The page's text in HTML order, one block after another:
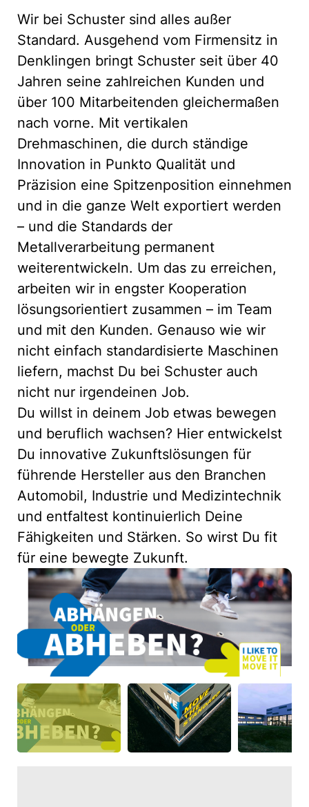
Wir bei Schuster sind alles außer
Standard. Ausgehend vom Firmensitz in
Denklingen bringt Schuster seit über 40
Jahren seine zahlreichen Kunden und
über 100 Mitarbeitenden gleichermaßen
nach vorne. Mit vertikalen
Drehmaschinen, die durch ständige
Innovation in Punkto Qualität und
Präzision eine Spitzenposition einnehmen
und in die ganze Welt exportiert werden
– und die Standards der
Metallverarbeitung permanent
weiterentwickeln. Um das zu erreichen,
arbeiten wir in engster Kooperation
lösungsorientiert zusammen – im Team
und mit den Kunden. Genauso wie wir
nicht einfach standardisierte Maschinen
liefern, machst Du bei Schuster auch
nicht nur irgendeinen Job.
Du willst in deinem Job etwas bewegen
und beruflich wachsen? Hier entwickelst
Du innovative Zukunftslösungen für
führende Hersteller aus den Branchen
Automobil, Industrie und Medizintechnik
und entfaltest kontinuierlich Deine
Fähigkeiten und Stärken. So wirst Du fit
für eine bewegte Zukunft.